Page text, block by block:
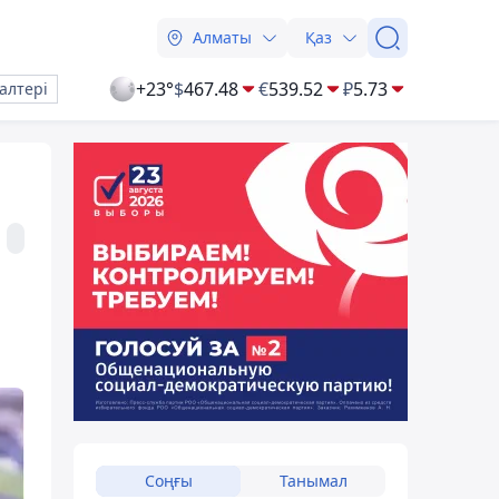
Алматы Қаз
+23°$467.48 €539.52 ₽5.73
Соңғы Танымал